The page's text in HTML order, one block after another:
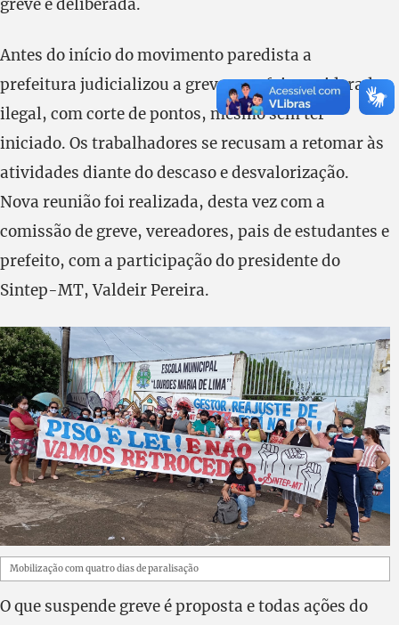
greve é deliberada.
Antes do início do movimento paredista a
prefeitura judicializou a greve, que foi considerada
ilegal, com corte de pontos, mesmo sem ter
iniciado. Os trabalhadores se recusam a retomar às
atividades diante do descaso e desvalorização.
Nova reunião foi realizada, desta vez com a
comissão de greve, vereadores, pais de estudantes e
prefeito, com a participação do presidente do
Sintep-MT, Valdeir Pereira.
Mobilização com quatro dias de paralisação
O que suspende greve é proposta e todas ações do